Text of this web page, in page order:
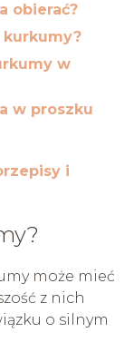
obierać?
w
w proszku
i
może mieć
z nich
o silnym